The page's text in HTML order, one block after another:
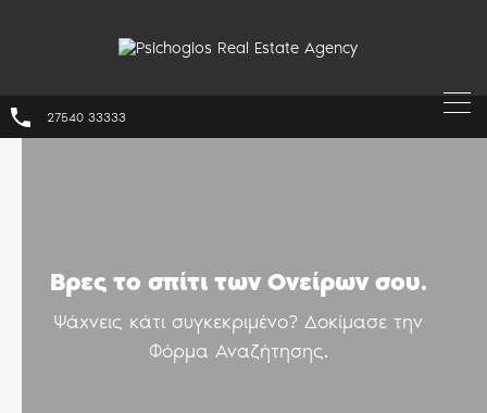
27540 33333
Βρες το σπίτι των Ονείρων σου.
Ψάχνεις κάτι συγκεκριμένο? Δοκίμασε την
Φόρμα Αναζήτησης.